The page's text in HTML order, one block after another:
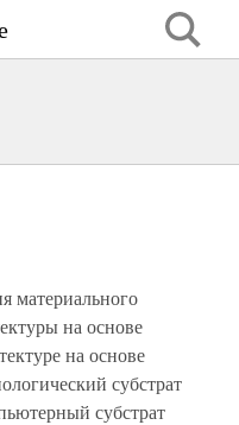
материального
на основе
на основе
субстрат
субстрат